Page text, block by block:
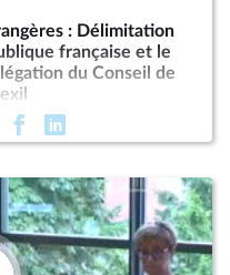
: Délimitation
française et le
du Conseil de